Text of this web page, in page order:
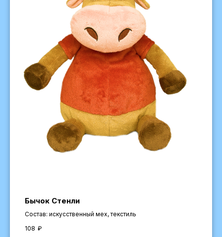
Бычок Стенли
Состав: искусственный мех, текстиль
108 ₽